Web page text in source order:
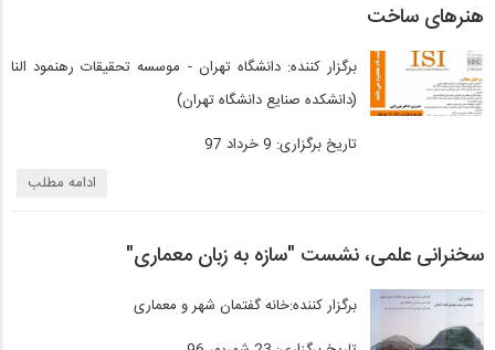
هنرهاى ساخت
برگزار کننده: دانشگاه تهران - موسسه تحقیقات رهنمود النا
(دانشکده صنایع دانشگاه تهران)
تاریخ برگزاری: 9 خرداد 97
ادامه مطلب
سخنرانی علمی، نشست "سازه به زبان معماری"
برگزار کننده:‌خانه گفتمان شهر و معماری